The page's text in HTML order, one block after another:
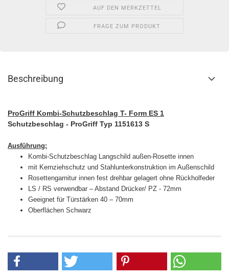
AUF DEN MERKZETTEL
FRAGE ZUM PRODUKT
Beschreibung
ProGriff Kombi-Schutzbeschlag T- Form ES 1
Schutzbeschlag - ProGriff Typ 1151613 S
Ausführung:
Kombi-Schutzbeschlag Langschild außen-Rosette innen
mit Kernziehschutz und Stahlunterkonstruktion im Außenschild
Rosettengarnitur innen fest drehbar gelagert ohne Rückholfeder
LS / RS verwendbar – Abstand Drücker/ PZ - 72mm
Geeignet für Türstärken 40 – 70mm
Oberflächen Schwarz